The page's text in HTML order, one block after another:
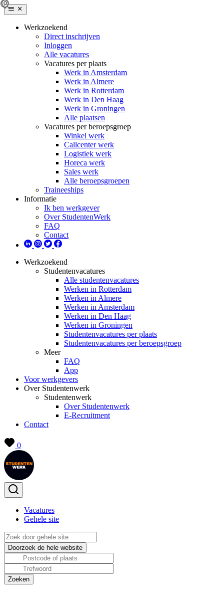
Werkzoekend
Direct inschrijven
Inloggen
Alle vacatures
Vacatures per plaats
Werk in Amsterdam
Werk in Almere
Werk in Rotterdam
Werk in Den Haag
Werk in Groningen
Alle plaatsen
Vacatures per beroepsgroep
Winkel werk
Callcenter werk
Logistiek werk
Horeca werk
Sales werk
Alle beroepsgroepen
Traineeships
Informatie
Ik ben werkgever
Over StudentenWerk
FAQ
Contact
Werkzoekend
Studentenvacatures
Alle studentenvacatures
Werken in Rotterdam
Werken in Almere
Werken in Amsterdam
Werken in Den Haag
Werken in Groningen
Studentenvacatures per plaats
Studentenvacatures per beroepsgroep
Meer
FAQ
App
Voor werkgevers
Over Studentenwerk
Studentenwerk
Over Studentenwerk
E-Recruitment
Contact
0
Vacatures
Gehele site